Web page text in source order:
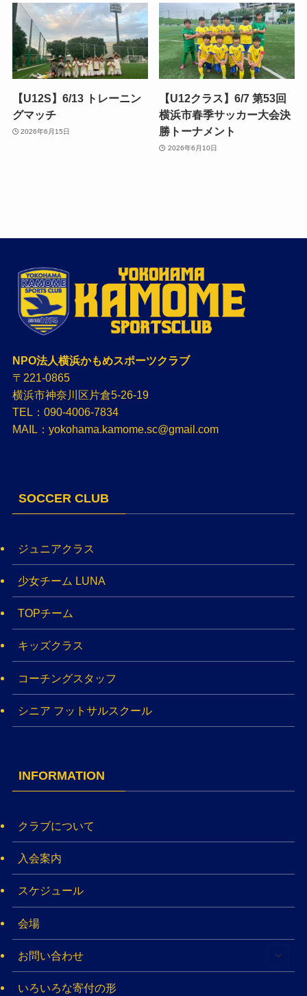
【U12S】6/13 トレーニン
グマッチ
2026年6月15日
【U12クラス】6/7 第53回
横浜市春季サッカー大会決
勝トーナメント
2026年6月10日
NPO法人横浜かもめスポーツクラブ
〒221-0865
横浜市神奈川区片倉5-26-19
TEL：090-4006-7834
MAIL：yokohama.kamome.sc@gmail.com
SOCCER CLUB
ジュニアクラス
少女チーム LUNA
TOPチーム
キッズクラス
コーチングスタッフ
シニア フットサルスクール
INFORMATION
クラブについて
入会案内
スケジュール
会場
お問い合わせ
いろいろな寄付の形